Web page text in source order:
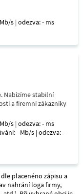
s | odezva: - ms
Nabízíme stabilní
a firemní zákazníky
s | odezva: - ms
- Mb/s | odezva: -
placenéno zápisu a
nahrání loga firmy,